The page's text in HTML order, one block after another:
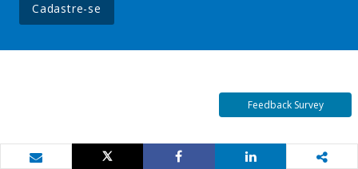
Cadastre-se
Feedback Survey